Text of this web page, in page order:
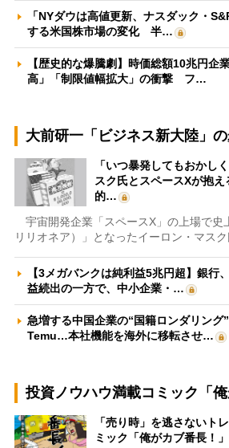
「NYダウは高値更新、ナスダック・
する米国株市場の変化 半…
【歴史的な爆騰劇】時価総額10兆円企
高」「制限値幅拡大」の衝撃 フ…
大前研一「ビジネス新大陸」
「いつ暴発してもおかし
スク氏とスペースXが抱
的…
宇宙開発企業「スペースX」の上場で史
リリオネア）」となったイーロン・マスク
【3メガバンクは純利益5兆円超】銀行
益続出の一方で、中小企業・…
急増する中国企業の“国籍ロンダリン
Temu…本社機能を海外に移転させ…
投資ノウハウ満載コミック「俺
「売り時」を逃さないト
ミック「俺がカブ番長！」